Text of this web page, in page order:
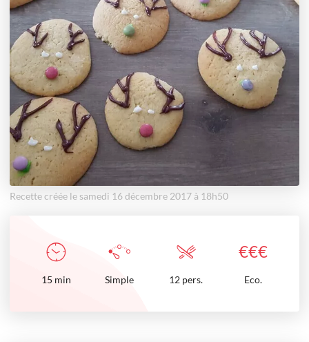
Recette créée le samedi 16 décembre 2017 à 18h50
€€€
15 min Simple 12 pers. Eco.